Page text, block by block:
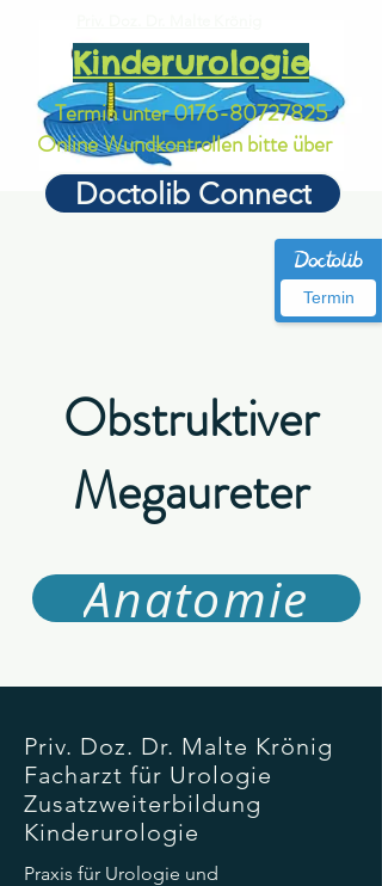
Termin
Kinderurologie
Doctolib Connect
Termin unter0176-80727825
Online Wundkontrollen bitte über
Obstruktiver
Megaureter
Anatomie
Priv. Doz. Dr. Malte Krönig
Facharzt für Urologie
Zusatzweiterbildung
Kinderurologie
Praxis für Urologie und